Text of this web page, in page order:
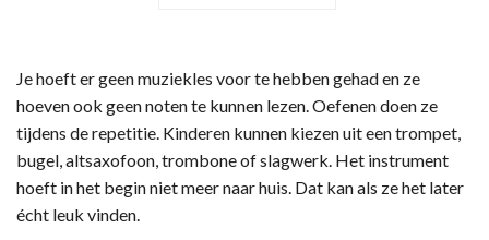
Je hoeft er geen muziekles voor te hebben gehad en ze
hoeven ook geen noten te kunnen lezen. Oefenen doen ze
tijdens de repetitie. Kinderen kunnen kiezen uit een trompet,
bugel, altsaxofoon, trombone of slagwerk. Het instrument
hoeft in het begin niet meer naar huis. Dat kan als ze het later
écht leuk vinden.